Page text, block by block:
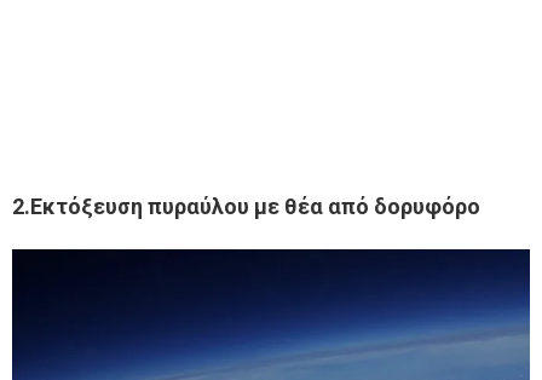
2.Εκτόξευση πυραύλου με θέα από δορυφόρο